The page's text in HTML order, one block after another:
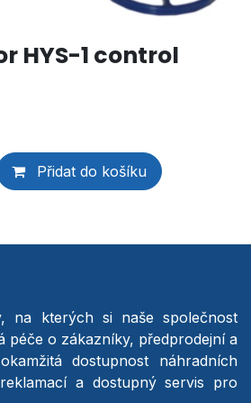
HYS-1 control
Přidat do košíku
na kterých si naše společnost
péče o zákazníky, předprodejní a
dostupnost náhradních
a dostupný servis pro